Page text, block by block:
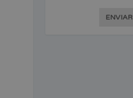
ENVIAR